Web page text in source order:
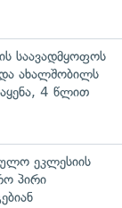
საავადმყოფოს
ახალშობილს
4 წლით
ეკლესიის
პირი